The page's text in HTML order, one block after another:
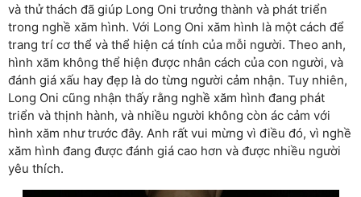
và thử thách đã giúp Long Oni trưởng thành và phát triển
trong nghề xăm hình. Với Long Oni xăm hình là một cách để
trang trí cơ thể và thể hiện cá tính của mỗi người. Theo anh,
hình xăm không thể hiện được nhân cách của con người, và
đánh giá xấu hay đẹp là do từng người cảm nhận. Tuy nhiên,
Long Oni cũng nhận thấy rằng nghề xăm hình đang phát
triển và thịnh hành, và nhiều người không còn ác cảm với
hình xăm như trước đây. Anh rất vui mừng vì điều đó, vì nghề
xăm hình đang được đánh giá cao hơn và được nhiều người
yêu thích.